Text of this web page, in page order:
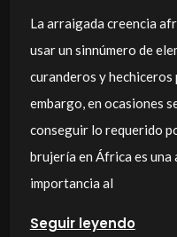
La arraigada creencia
usar un sinnúmero de
curanderos y hechiceros
embargo, en ocasiones
conseguir lo requerido
brujería en África es
importancia al
Seguir leyendo